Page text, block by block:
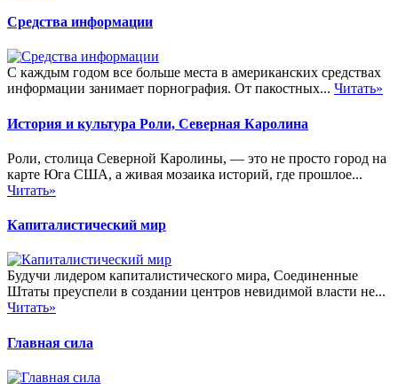
Средства информации
С каждым годом все больше места в американских средствах
информации занимает порнография. От пакостных... Читать»
История и культура Роли, Северная Каролина
Роли, столица Северной Каролины, — это не просто город на
карте Юга США, а живая мозаика историй, где прошлое...
Читать»
Капиталистический мир
Будучи лидером капиталистического мира, Соединенные
Штаты преуспели в создании центров невидимой власти не...
Читать»
Главная сила